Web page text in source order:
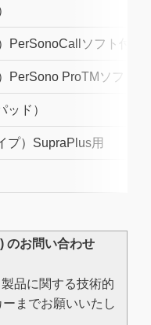
PerSonoCallソフト付属
PerSono ProTMソフト
ド）
プ）SupraPlus用
のお問い合わせ
品に関する技術的
までお願いいたし